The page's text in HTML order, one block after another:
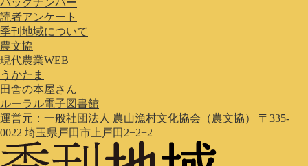
バックナンバー
読者アンケート
季刊地域について
農文協
現代農業WEB
うかたま
田舎の本屋さん
ルーラル電子図書館
運営元：一般社団法人 農山漁村文化協会（農文協） 〒335-
0022 埼玉県戸田市上戸田2−2−2